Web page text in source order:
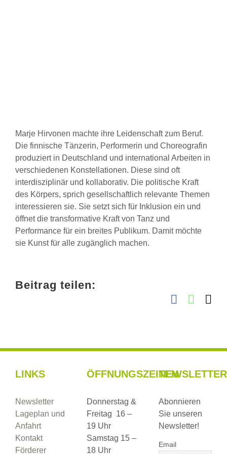
Marje Hirvonen machte ihre Leidenschaft zum Beruf.
Die finnische Tänzerin, Performerin und Choreografin
produziert in Deutschland und international Arbeiten in
verschiedenen Konstellationen. Diese sind oft
interdisziplinär und kollaborativ. Die politische Kraft
des Körpers, sprich gesellschaftlich relevante Themen
interessieren sie. Sie setzt sich für Inklusion ein und
öffnet die transformative Kraft von Tanz und
Performance für ein breites Publikum. Damit möchte
sie Kunst für alle zugänglich machen.
Beitrag teilen:
Facebook
LINKS
Newsletter
Lageplan und
Anfahrt
Kontakt
Förderer
ÖFFNUNGSZEITEN
Donnerstag &
Freitag 16 –
19 Uhr
Samstag 15 –
18 Uhr
NEWSLETTER
Abonnieren
Sie unseren
Newsletter!
Email